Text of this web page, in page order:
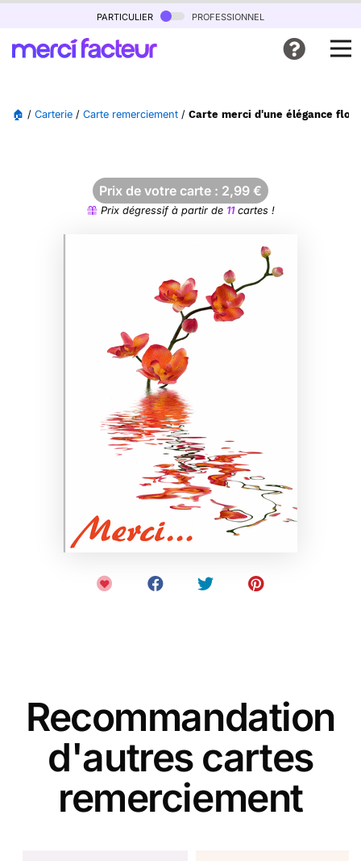
particulier professionnel
🏠 / Carterie / Carte remerciement / Carte merci d'une élégance
Prix de votre carte : 2,99 €
Prix dégressif à partir de 11cartes !
Recommandation
d'autres cartes
remerciement